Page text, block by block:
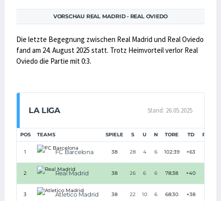
VORSCHAU REAL MADRID - REAL OVIEDO
Die letzte Begegnung zwischen Real Madrid und Real Oviedo
fand am 24. August 2025 statt. Trotz Heimvorteil verlor Real
Oviedo die Partie mit 0:3.
LA LIGA Stand: 26.05.2025
POS TEAMS SPIELE S U N TORE TD
1 FC Barcelona 38 28 4 6 102:39 +63
2 Real Madrid 38 26 6 6 78:38 +40
3 Atletico Madrid 38 22 10 6 68:30 +38